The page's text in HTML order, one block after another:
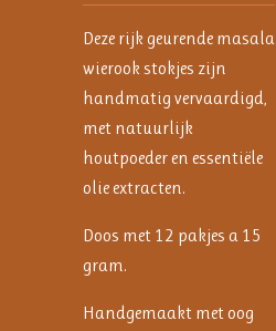
Deze rijk geurende masala
wierook stokjes zijn
handmatig vervaardigd,
met natuurlijk
houtpoeder en essentiële
olie extracten.
Doos met 12 pakjes a 15
gram.
Handgemaakt met oog